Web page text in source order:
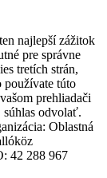
najlepší zážitok
pre správne
tretích strán,
používate túto
prehliadači
súhlas odvolať.
Oblastná
42 288 967